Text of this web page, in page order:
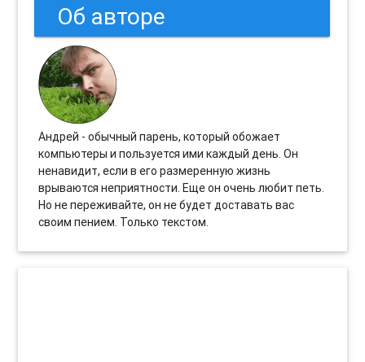
Об авторе
Андрей - обычный парень, который обожает
компьютеры и пользуется ими каждый день. Он
ненавидит, если в его размеренную жизнь
врываются неприятности. Еще он очень любит петь.
Но не переживайте, он не будет доставать вас
своим пением. Только текстом.